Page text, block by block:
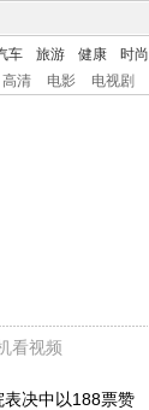
车 旅游 健康 时尚
高清 电影 电视剧
看视频
决中以188票赞